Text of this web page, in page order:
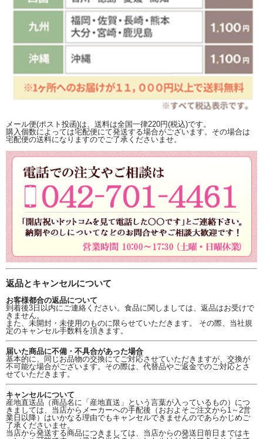
メール便(ポスト投函)は、送料は全国一律220円(税込)です。
購入個数によっては宅配便にて発送する場合がございます。その場合は
宅配便の送料になりますのでご了承くださいませ。
返品とキャンセルについて
お客様都合の返品について
到着後3日以内にご連絡ください。食品に関しましては、返品はお受けで
きません。
また、未開封・未使用のものに限らせていただきます。 その際、当社規
定のキャンセル手数料を頂きます。
届いた商品に不備・不具合があった場合
基本的に、同じお品物の交換にてご対応させていただきますが、交換が
不可能な場合がございます。その際は、代替品やご返金でのご対応とさ
せていただきます。
キャンセルについて
産地直送品（商品名に「産地直送」という言葉が入っているもの）につ
きましては、当店からメーカーへの手配後（おおよそご注文から1～2営
業日以降）はいかなる理由でもキャンセルできませんのであらかじめご
了承くださいませ。
当店から発送する商品につきましては、当店からの発送日前日まではキ